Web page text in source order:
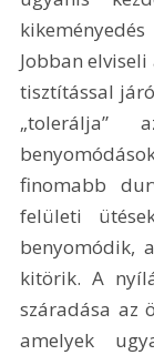
Jobban
tisztítással
„tolerálja”
finomabb
felületi
benyomódik,
kitörik. A
száradása az
amelyek